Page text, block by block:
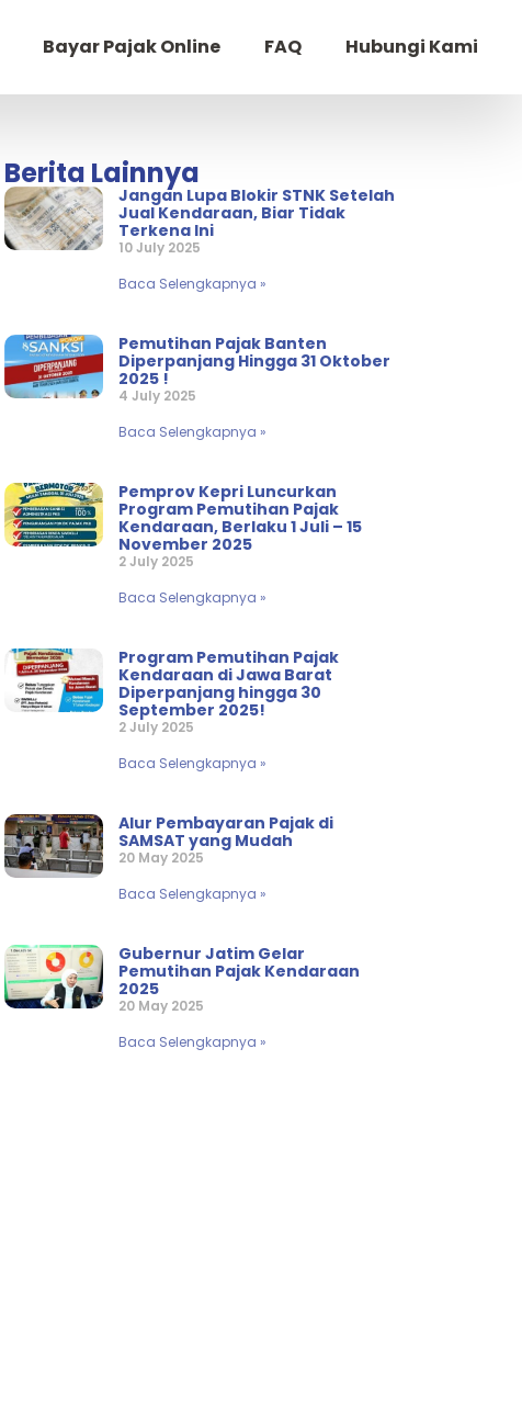
Bayar Pajak Online FAQ Hubungi Kami
Berita Lainnya
Jangan Lupa Blokir STNK Setelah
Jual Kendaraan, Biar Tidak
Terkena Ini
10 July 2025
Baca Selengkapnya »
Pemutihan Pajak Banten
Diperpanjang Hingga 31 Oktober
2025 !
4 July 2025
Baca Selengkapnya »
Pemprov Kepri Luncurkan
Program Pemutihan Pajak
Kendaraan, Berlaku 1 Juli – 15
November 2025
2 July 2025
Baca Selengkapnya »
Program Pemutihan Pajak
Kendaraan di Jawa Barat
Diperpanjang hingga 30
September 2025!
2 July 2025
Baca Selengkapnya »
Alur Pembayaran Pajak di
SAMSAT yang Mudah
20 May 2025
Baca Selengkapnya »
Gubernur Jatim Gelar
Pemutihan Pajak Kendaraan
2025
20 May 2025
Baca Selengkapnya »